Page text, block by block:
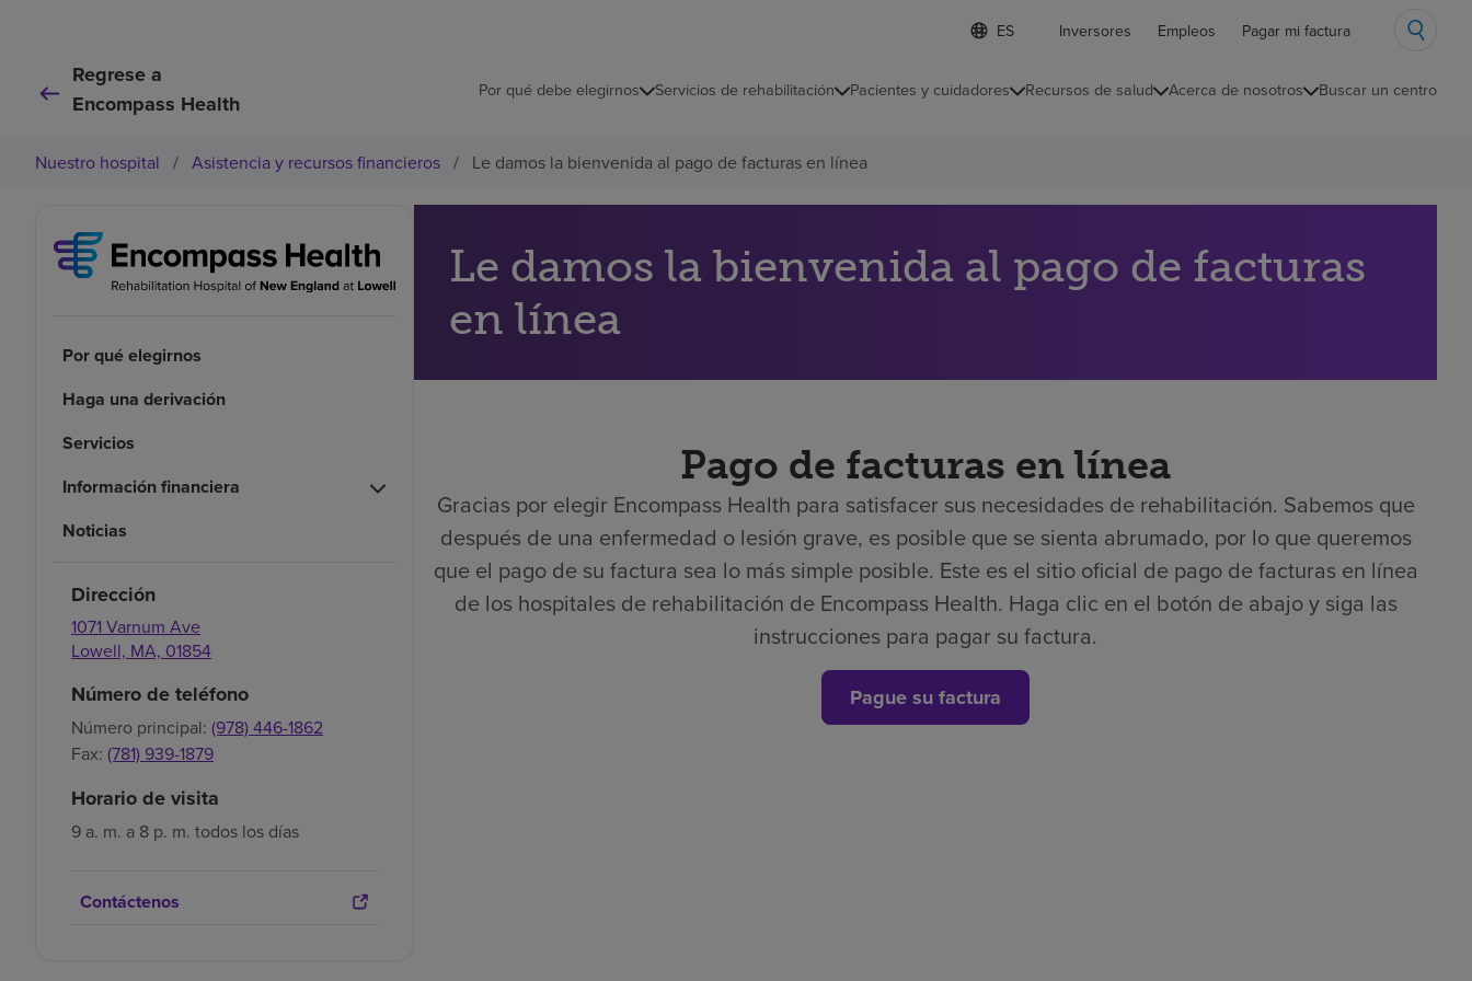
Lista
de
contraída
d
o
m
e
i
Inversores Empleos Pagar mi factura
Regrese a
Encompass Health
Por qué debe elegirnos Servicios de rehabilitación Pacientes y cuidadores Recursos de salud Acerca de nosotros Buscar un centro
Nuestro hospital / Asistencia y recursos financieros / Le damos la bienvenida al pago de facturas en línea
Por qué elegirnos
Haga una derivación
Servicios
Información financiera
Noticias
Dirección
1071 Varnum Ave
Lowell, MA, 01854
Número de teléfono
Número principal: (978) 446-1862
Fax: (781) 939-1879
Horario de visita
9 a. m. a 8 p. m. todos los días
Contáctenos
Le damos la bienvenida al pago de facturas
en línea
Pago de facturas en línea
Gracias por elegir Encompass Health para satisfacer sus necesidades de rehabilitación. Sabemos que
después de una enfermedad o lesión grave, es posible que se sienta abrumado, por lo que queremos
que el pago de su factura sea lo más simple posible. Este es el sitio oficial de pago de facturas en línea
de los hospitales de rehabilitación de Encompass Health. Haga clic en el botón de abajo y siga las
instrucciones para pagar su factura.
Pague su factura